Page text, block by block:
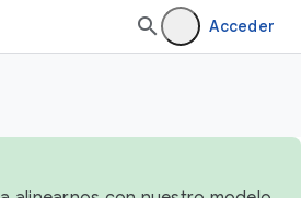
Acceder